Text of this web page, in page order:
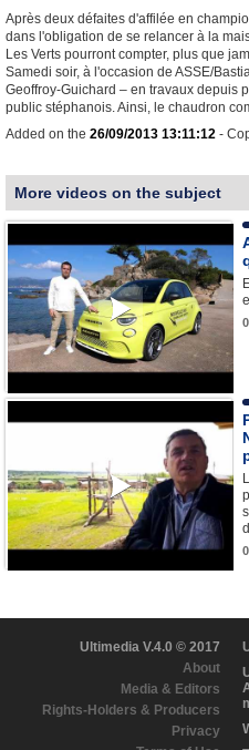
Après deux défaites d'affilée en
dans l'obligation de se relancer à la
Les Verts pourront compter, plus que
Samedi soir, à l'occasion de ASSE/
Geoffroy-Guichard – en travaux depuis
public stéphanois. Ainsi, le chaudron
Added on the 26/09/2013 13:11:12 -
More videos on the subject
Ultimedia V.4.0 © 2017
About
Media & Editors
Rights-Holders & Producers
Privacy